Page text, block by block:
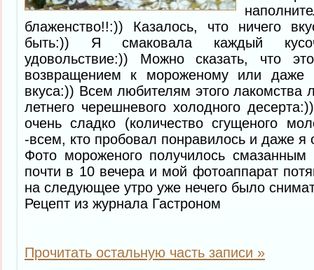
блаженство!!:)) Казалось, что ничего
быть:)) Я смаковала каждый
удовольствие:)) Можно сказать, что
возвращением к мороженому или даже
вкуса:)) Всем любителям этого лакомства
летнего черешневого холодного
очень сладко (количество сгущеного
-всем, кто пробовал понравилось и даже я
Фото мороженого получилось
почти в 10 вечера и мой фотоаппарат
на следующее утро уже нечего было
Рецепт из журнала Гастроном
Прочитать остальную часть записи »